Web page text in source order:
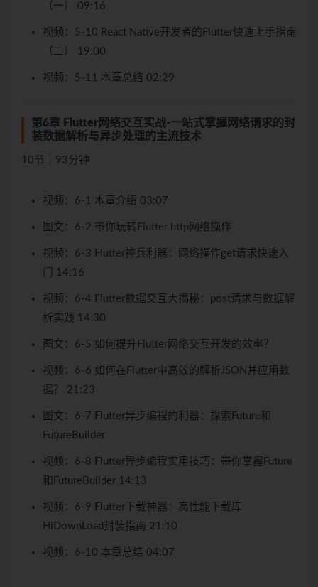
（一） 09:16
视频：5-10 React Native开发者的Flutter快速上手指南
（二） 19:00
视频：5-11 本章总结 02:29
第6章 Flutter网络交互实战-一站式掌握网络请求的封
装数据解析与异步处理的主流技术
10节｜93分钟
视频：6-1 本章介绍 03:07
图文：6-2 带你玩转Flutter http网络操作
视频：6-3 Flutter神兵利器：网络操作get请求快速入
门 14:16
视频：6-4 Flutter数据交互大揭秘：post请求与数据解
析实践 14:30
图文：6-5 如何提升Flutter网络交互开发的效率？
视频：6-6 如何在Flutter中高效的解析JSON并应用数
据？ 21:23
图文：6-7 Flutter异步编程的利器：探索Future和
FutureBuilder
视频：6-8 Flutter异步编程实用技巧：带你掌握Future
和FutureBuilder 14:13
视频：6-9 Flutter下载神器：高性能下载库
HiDownLoad封装指南 21:10
视频：6-10 本章总结 04:07